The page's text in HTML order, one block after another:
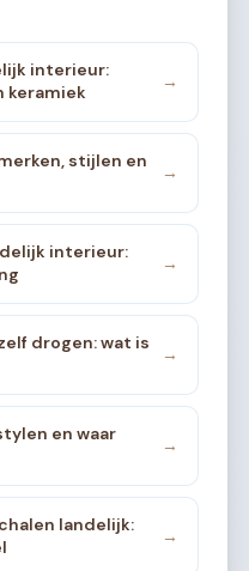
interieur:
keramiek
→
stijlen en
→
interieur:
→
drogen: wat is
→
en waar
→
landelijk:
→